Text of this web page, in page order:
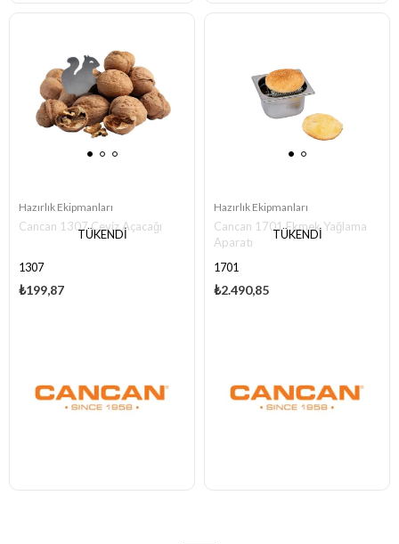
TÜKENDI
Hazırlık Ekipmanları
Cancan 1307 Ceviz Açacağı
1307
₺199,87
TÜKENDI
Hazırlık Ekipmanları
Cancan 1701 Ekmek Yağlama
Aparatı
1701
₺2.490,85